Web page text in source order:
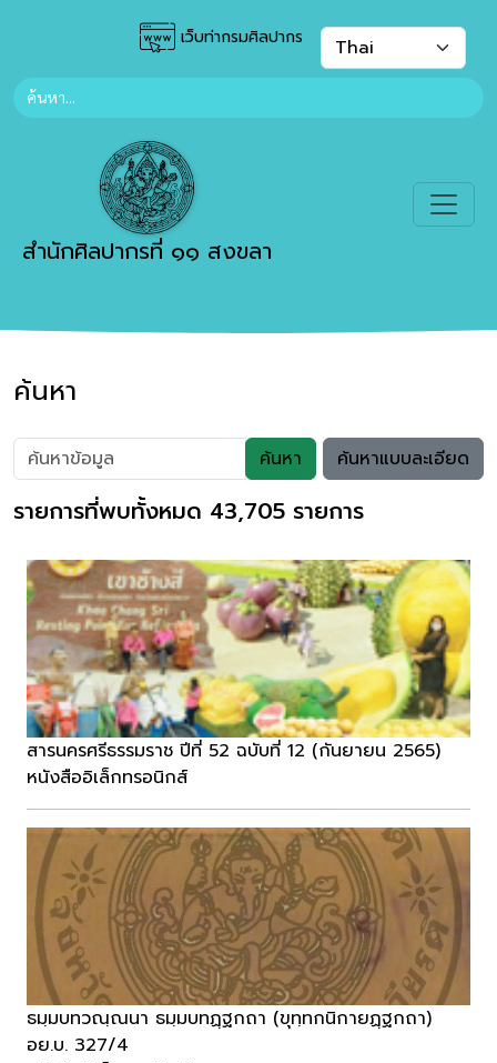
เว็บท่ากรมศิลปากร
สำนักศิลปากรที่ ๑๑ สงขลา
ค้นหา
ค้นหา ค้นหาแบบละเอียด
รายการที่พบทั้งหมด 43,705 รายการ
สารนครศรีธรรมราช ปีที่ 52 ฉบับที่ 12 (กันยายน 2565)
หนังสืออิเล็กทรอนิกส์
ธมฺมบทวณฺณนา ธมฺมบทฏฺฐกถา (ขุทฺทกนิกายฏฺฐกถา)
อย.บ. 327/4